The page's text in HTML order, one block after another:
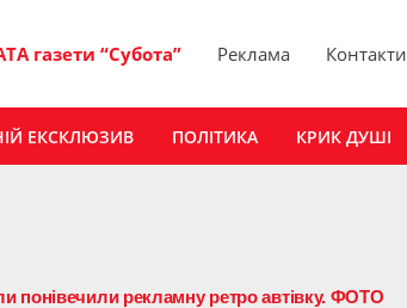
газети “Субота” Реклама Контакти
ЕКСКЛЮЗИВ ПОЛІТИКА КРИК ДУШІ
понівечили рекламну ретро автівку. ФОТО